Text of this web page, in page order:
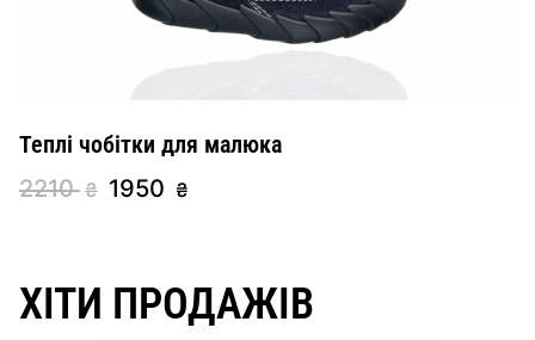
Теплі чобітки для малюка
2210 ₴ 1950 ₴
ХІТИ ПРОДАЖІВ